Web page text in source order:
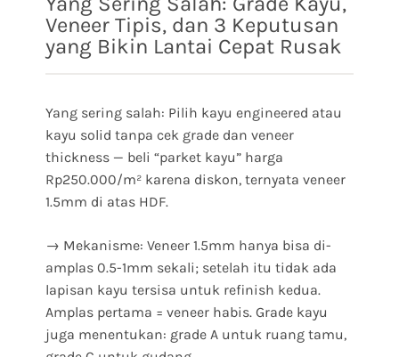
Veneer Tipis, dan 3 Keputusan
yang Bikin Lantai Cepat Rusak
Yang sering salah: Pilih kayu engineered atau
kayu solid tanpa cek grade dan veneer
thickness — beli “parket kayu” harga
Rp250.000/m² karena diskon, ternyata veneer
1.5mm di atas HDF.
→ Mekanisme: Veneer 1.5mm hanya bisa di-
amplas 0.5-1mm sekali; setelah itu tidak ada
lapisan kayu tersisa untuk refinish kedua.
Amplas pertama = veneer habis. Grade kayu
juga menentukan: grade A untuk ruang tamu,